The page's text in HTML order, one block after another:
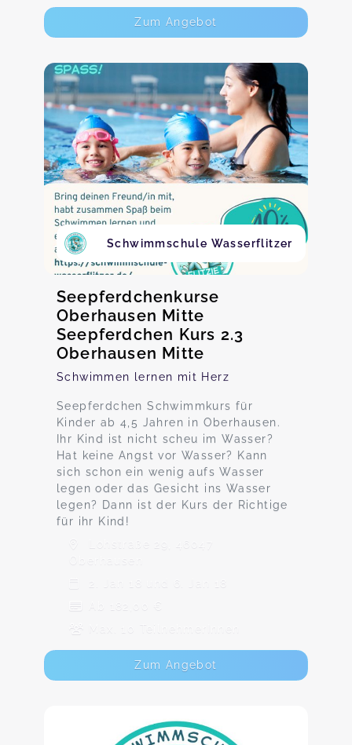
Zum Angebot
Schwimmschule Wasserflitzer
Seepferdchenkurse
Oberhausen Mitte
Seepferdchen Kurs 2.3
Oberhausen Mitte
Schwimmen lernen mit Herz
Seepferdchen Schwimmkurs für
Kinder ab 4,5 Jahren in Oberhausen.
Ihr Kind ist nicht scheu im Wasser?
Hat keine Angst vor Wasser? Kann
sich schon ein wenig aufs Wasser
legen oder das Gesicht ins Wasser
legen? Dann ist der Kurs der Richtige
für ihr Kind!
Lohstraße 29, 46047
Oberhausen
2. Jan 18 und 6. Jan 18
Ab 182,00 €
Max. 10 TeilnehmerInnen
Zum Angebot